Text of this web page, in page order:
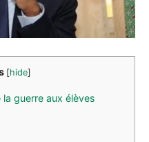
[hide]
guerre aux élèves